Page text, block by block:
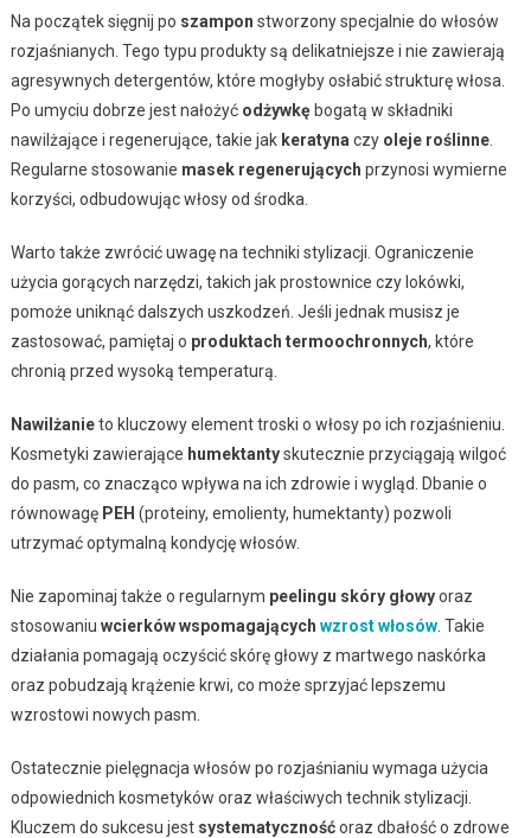
Na początek sięgnij po szampon stworzony specjalnie do włosów
rozjaśnianych. Tego typu produkty są delikatniejsze i nie zawierają
agresywnych detergentów, które mogłyby osłabić strukturę włosa.
Po umyciu dobrze jest nałożyć odżywkębogatą w składniki
nawilżające i regenerujące, takie jak keratyna czy oleje roślinne.
Regularne stosowanie masek regenerujących przynosi wymierne
korzyści, odbudowując włosy od środka.
Warto także zwrócić uwagę na techniki stylizacji. Ograniczenie
użycia gorących narzędzi, takich jak prostownice czy lokówki,
pomoże uniknąć dalszych uszkodzeń. Jeśli jednak musisz je
zastosować, pamiętaj o produktach termoochronnych, które
chronią przed wysoką temperaturą.
Nawilżanieto kluczowy element troski o włosy po ich rozjaśnieniu.
Kosmetyki zawierające humektantyskutecznie przyciągają wilgoć
do pasm, co znacząco wpływa na ich zdrowie i wygląd. Dbanie o
równowagę PEH (proteiny, emolienty, humektanty) pozwoli
utrzymać optymalną kondycję włosów.
Nie zapominaj także o regularnym peelingu skóry głowyoraz
stosowaniu wcierków wspomagających wzrost włosów. Takie
działania pomagają oczyścić skórę głowy z martwego naskórka
oraz pobudzają krążenie krwi, co może sprzyjać lepszemu
wzrostowi nowych pasm.
Ostatecznie pielęgnacja włosów po rozjaśnianiu wymaga użycia
odpowiednich kosmetyków oraz właściwych technik stylizacji.
Kluczem do sukcesu jest systematycznośćoraz dbałość o zdrowe